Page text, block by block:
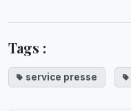
Tags :
service presse